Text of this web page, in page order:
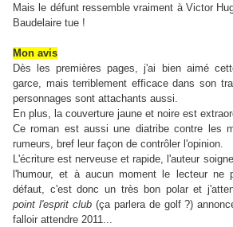
Mais le défunt ressemble vraiment à Victor
Baudelaire tue !
Mon avis
Dès les premières pages, j'ai bien aimé
garce, mais terriblement efficace dans son
personnages sont attachants aussi.
En plus, la couverture jaune et noire est
Ce roman est aussi une diatribe contre les
rumeurs, bref leur façon de contrôler l'opinion.
L'écriture est nerveuse et rapide, l'auteur
l'humour, et à aucun moment le lecteur ne
défaut, c'est donc un très bon polar et
point l'esprit club(ça parlera de golf ?)
falloir attendre 2011...